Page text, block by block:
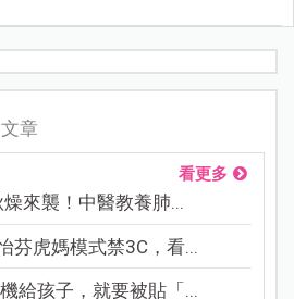
章
看更多
來襲！中醫教養肺...
芬虎媽模式禁3C，看...
給孩子，就要被貼「...